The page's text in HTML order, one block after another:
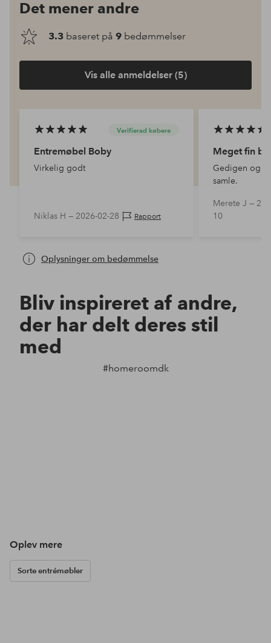
Det mener andre
3.3 baseret på 9 bedømmelser
Vis alle anmeldelser (5)
Verifierad købere
Entremøbel Boby
Virkelig godt
Niklas H — 2026-02-28 Rapport
Meget fin
Gedigen og
samle.
Merete J —
10
Oplysninger om bedømmelse
Bliv inspireret af andre,
der har delt deres stil
med
#homeroomdk
Oplev mere
Sorte entrémøbler